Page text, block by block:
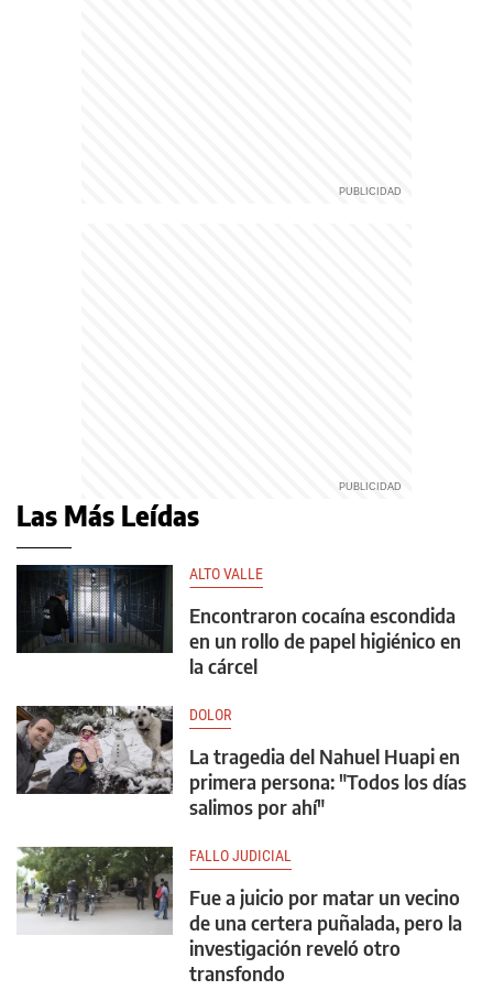
Las Más Leídas
ALTO VALLE
Encontraron cocaína escondida
en un rollo de papel higiénico en
la cárcel
DOLOR
La tragedia del Nahuel Huapi en
primera persona: "Todos los días
salimos por ahí"
FALLO JUDICIAL
Fue a juicio por matar un vecino
de una certera puñalada, pero la
investigación reveló otro
transfondo